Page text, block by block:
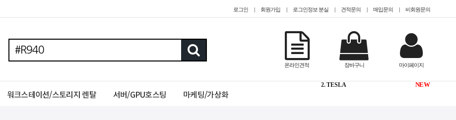
로그인 | 회원가입 | 로그인정보 분실 | 견적문의 | 매입문의 | 비회원문의
마이페이지
장바구니
온라인견적
워크스테이션/스토리지 렌탈 서버/GPU호스팅 마케팅/가상화
1. @EPYC
NEW
2. TESLA